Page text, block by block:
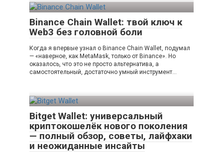
Binance Chain Wallet: твой ключ к
Web3 без головной боли
Когда я впервые узнал о Binance Chain Wallet, подумал
— «наверное, как MetaMask, только от Binance». Но
оказалось, что это не просто альтернатива, а
самостоятельный, достаточно умный инструмент…
Bitget Wallet: универсальный
криптокошелёк нового поколения
— полный обзор, советы, лайфхаки
и неожиданные инсайты